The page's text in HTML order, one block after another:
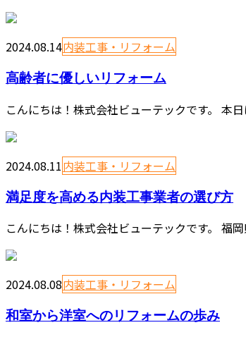
2024.08.14内装工事・リフォーム
高齢者に優しいリフォーム
こんにちは！株式会社ビューテックです。 本
2024.08.11内装工事・リフォーム
満足度を高める内装工事業者の選び方
こんにちは！株式会社ビューテックです。 福
2024.08.08内装工事・リフォーム
和室から洋室へのリフォームの歩み